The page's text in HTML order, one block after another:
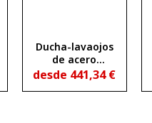
Ducha-lavaojos
de acero
galvanizado
desde 441,34€